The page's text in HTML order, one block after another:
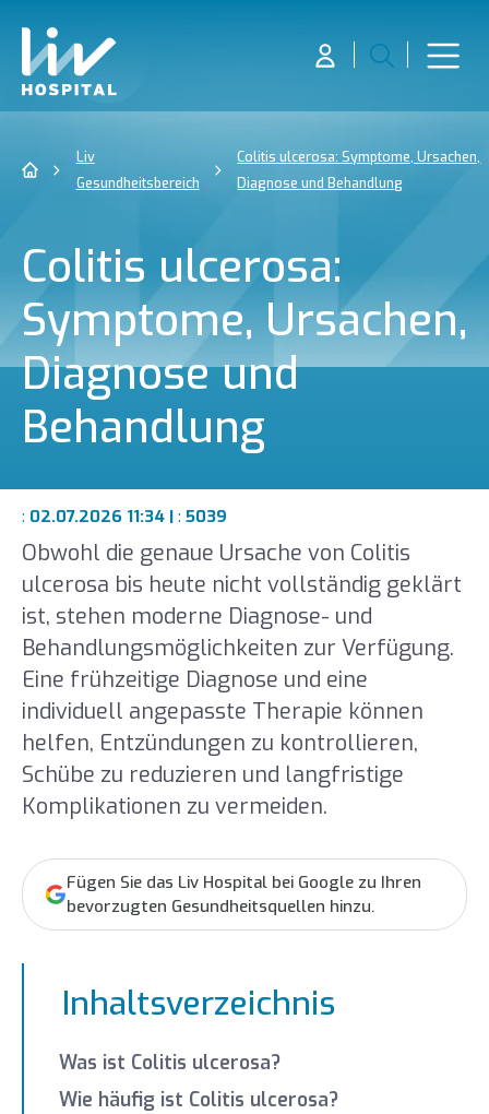
Liv
Gesundheitsbereich
Colitis ulcerosa: Symptome, Ursachen,
Diagnose und Behandlung
Colitis ulcerosa:
Symptome, Ursachen,
Diagnose und
Behandlung
: 02.07.2026 11:34 | : 5039
Obwohl die genaue Ursache von Colitis
ulcerosa bis heute nicht vollständig geklärt
ist, stehen moderne Diagnose- und
Behandlungsmöglichkeiten zur Verfügung.
Eine frühzeitige Diagnose und eine
individuell angepasste Therapie können
helfen, Entzündungen zu kontrollieren,
Schübe zu reduzieren und langfristige
Komplikationen zu vermeiden.
Fügen Sie das Liv Hospital bei Google zu Ihren
bevorzugten Gesundheitsquellen hinzu.
Inhaltsverzeichnis
Was ist Colitis ulcerosa?
Wie häufig ist Colitis ulcerosa?